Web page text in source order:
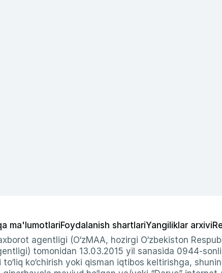
ma'lumotlariFoydalanish shartlariYangiliklar arxivi
agentligi (O‘zMAA, hozirgi O‘zbekiston
tomonidan 13.03.2015 yil sanasida 0944-
ko‘chirish yoki qisman iqtibos keltirishga,